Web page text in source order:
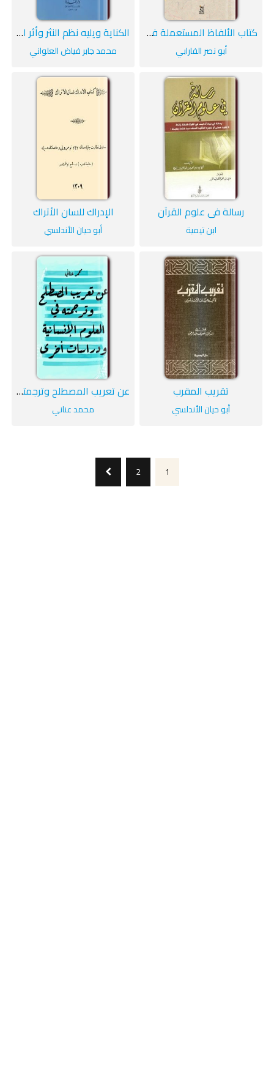
كتاب الألفاظ المستعملة في المنطق
أبو نصر الفارابي
الكناية ويليه نظم النثر وأثر الحديث النبوي الشريف فيه
محمد جابر فياض العلواني
رسالة في علوم القرآن
ابن تيمية
الإدراك للسان الأتراك
أبو حيان الأندلسي
تقريب المقرب
أبو حيان الأندلسي
عن تعريب المصطلح وترجمته في العلوم الإنسانية ودراسات أخرى
محمد عناني
1
2